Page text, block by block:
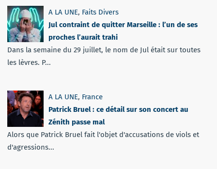
A LA UNE, Faits Divers
Jul contraint de quitter Marseille : l’un de ses
proches l’aurait trahi
Dans la semaine du 29 juillet, le nom de Jul était sur toutes
les lèvres. P...
A LA UNE, France
Patrick Bruel : ce détail sur son concert au
Zénith passe mal
Alors que Patrick Bruel fait l'objet d'accusations de viols et
d'agressions...